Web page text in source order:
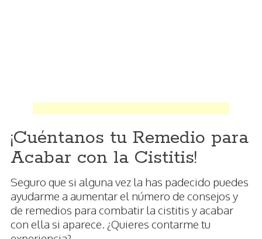
¡Cuéntanos tu Remedio para
Acabar con la Cistitis!
Seguro que si alguna vez la has padecido puedes
ayudarme a aumentar el número de consejos y
de remedios para combatir la cistitis y acabar
con ella si aparece. ¿Quieres contarme tu